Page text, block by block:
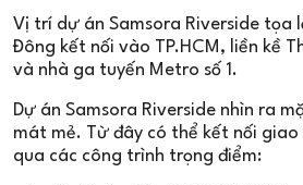
Vị trí dự án Samsora Riverside tọa
Đông kết nối vào TP.HCM, liền kề
và nhà ga tuyến Metro số 1.
Dự án Samsora Riverside nhìn ra
mát mẻ. Từ đây có thể kết nối
qua các công trình trọng điểm: